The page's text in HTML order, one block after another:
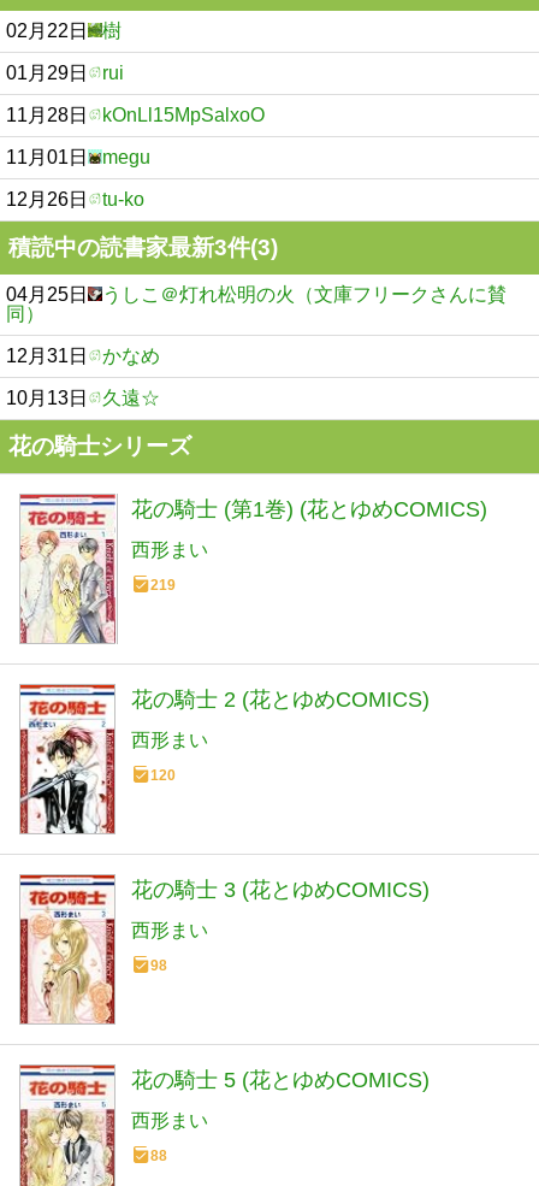
02月22日 樹
01月29日 rui
11月28日 kOnLl15MpSalxoO
11月01日 megu
12月26日 tu-ko
積読中の読書家最新3件(3)
04月25日
うしこ＠灯れ松明の火（文庫フリークさんに賛
同）
12月31日 かなめ
10月13日 久遠☆
花の騎士シリーズ
花の騎士 (第1巻) (花とゆめCOMICS)
西形まい
219
花の騎士 2 (花とゆめCOMICS)
西形まい
120
花の騎士 3 (花とゆめCOMICS)
西形まい
98
花の騎士 5 (花とゆめCOMICS)
西形まい
88